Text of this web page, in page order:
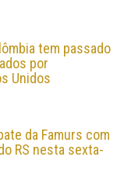
tem passado
por
Unidos
da Famurs com
RS nesta sexta-